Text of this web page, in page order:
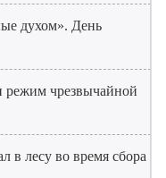
духом». День
чрезвычайной
лесу во время сбора